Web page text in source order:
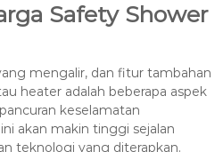
Safety Shower
mengalir, dan fitur tambahan
heater adalah beberapa aspek
keselamatan
akan makin tinggi sejalan
teknologi yang diterapkan.